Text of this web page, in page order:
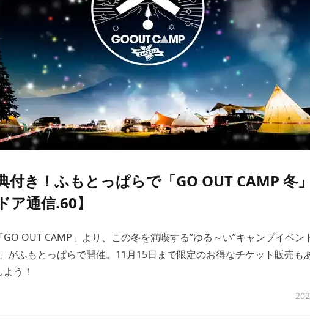
付き！ふもとっぱらで「GO OUT CAMP 冬
ア通信.60】
GO OUT CAMP」より、この冬を満喫する”ゆる～い”キャンプイベン
がふもとっぱらで開催。11月15日まで限定のお得なチケット販売も
う！